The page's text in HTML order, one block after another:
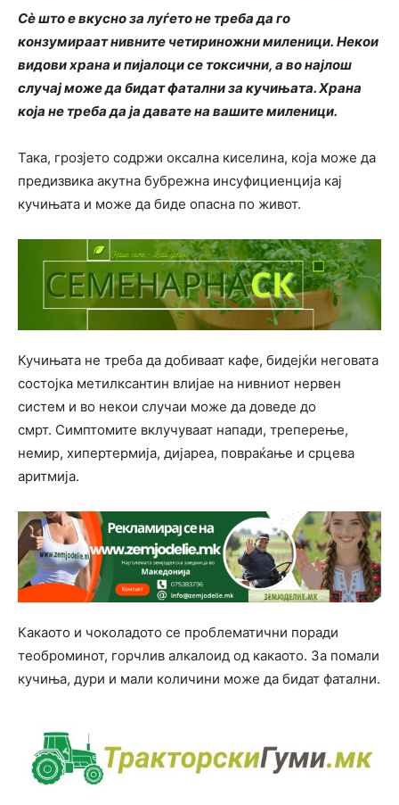
Сè што е вкусно за луѓето не треба да го
конзумираат нивните четириножни миленици. Некои
видови храна и пијалоци се токсични, а во најлош
случај може да бидат фатални за кучињата. Храна
која не треба да ја давате на вашите миленици.
Така, грозјето содржи оксална киселина, која може да
предизвика акутна бубрежна инсуфициенција кај
кучињата и може да биде опасна по живот.
Кучињата не треба да добиваат кафе, бидејќи неговата
состојка метилксантин влијае на нивниот нервен
систем и во некои случаи може да доведе до
смрт. Симптомите вклучуваат напади, треперење,
немир, хипертермија, дијареа, повраќање и срцева
аритмија.
Какаото и чоколадото се проблематични поради
теоброминот, горчлив алкалоид од какаото. За помали
кучиња, дури и мали количини може да бидат фатални.